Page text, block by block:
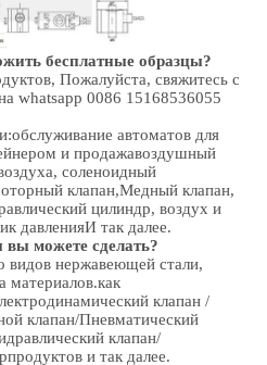
бесплатные образцы?
Пожалуйста, свяжитесь с
whatsapp 0086 15168536055
обслуживание автоматов для
и продажавоздушный
соленоидный
клапан,Медный клапан,
цилиндр, воздух и
давленияИ так далее.
можете сделать?
нержавеющей стали,
материалов.как
клапан /
клапан/Пневматический
клапан/
продуктов и так далее.